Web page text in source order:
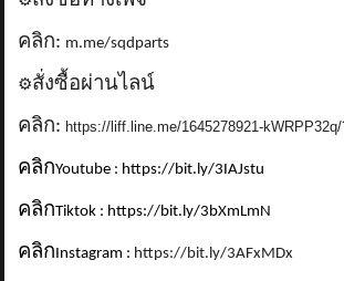
คลิก: m.me/sqdparts
⚙️สั่งซื้อผ่านไลน์
คลิก: https://liff.line.me/1645278921-
คลิกYoutube : https://bit.ly/3IAJstu
คลิกTiktok : https://bit.ly/3bXmLmN
คลิก Instagram : https://bit.ly/3AFxMDx